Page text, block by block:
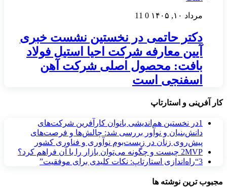
مرداد ۱۰, ۱۴۰۵ 0
11
دکتر حاتمی در نخستین نشست خبری
آیین معارفه شرکت احیا استیل فولاد
بافت: محصول اصلی شرکت آهن
اسفنجی است
کار آفرینی و استارتاپ
1در نخستین هم‌اندیشی بانوان کارآفرین شرکت‌های
دانش‌بنیان و نوآور بررسی شد: چالش‌ها و فرصت‌های
پیش‌روی زنان در زیست‌بوم نوآوری و فناوری کشور
2MVP چیست و چگونه می‌توان بازار را با آن فراهم کرد؟
3“راه‌اندازی استارتاپ: نکات کلیدی برای موفقیت”
مجبوب ترین نوشته ها